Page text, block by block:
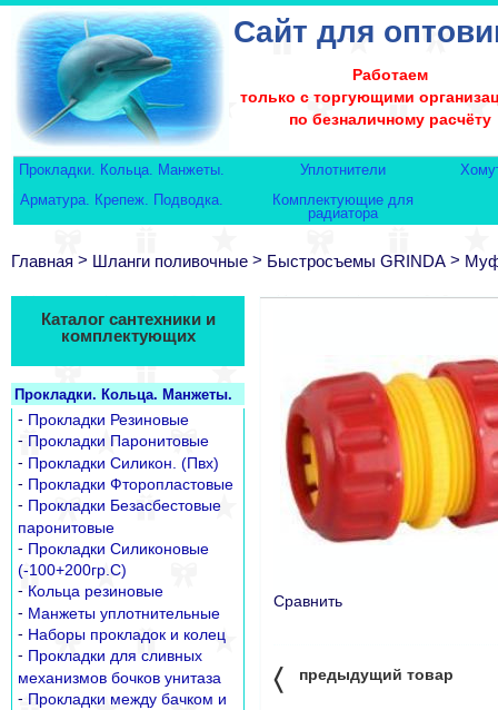
Сайт для
Работаем
только с торгующими
по безналичному расчёту
Прокладки. Кольца. Манжеты. Уплотнители
Арматура. Крепеж. Подводка.
Комплектующие для
радиатора
Главная > Шланги поливочные > Быстросъемы GRINDA >
Сравнить
〈 предыдущий товар
Каталог сантехники и
комплектующих
Прокладки. Кольца. Манжеты.
- Прокладки Резиновые
- Прокладки Паронитовые
- Прокладки Силикон. (Пвх)
- Прокладки Фторопластовые
- Прокладки Безасбестовые
паронитовые
- Прокладки Силиконовые
(-100+200гр.С)
- Кольца резиновые
- Манжеты уплотнительные
- Наборы прокладок и колец
- Прокладки для сливных
механизмов бочков унитаза
- Прокладки между бачком и